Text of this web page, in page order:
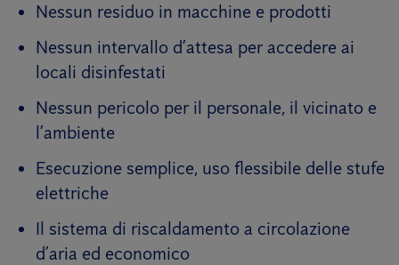
Nessun residuo in macchine e prodotti
Nessun intervallo d’attesa per accedere ai
locali disinfestati
Nessun pericolo per il personale, il vicinato e
l’ambiente
Esecuzione semplice, uso flessibile delle stufe
elettriche
Il sistema di riscaldamento a circolazione
d’aria ed economico